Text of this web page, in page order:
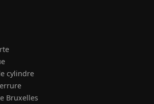
cylindre
Bruxelles